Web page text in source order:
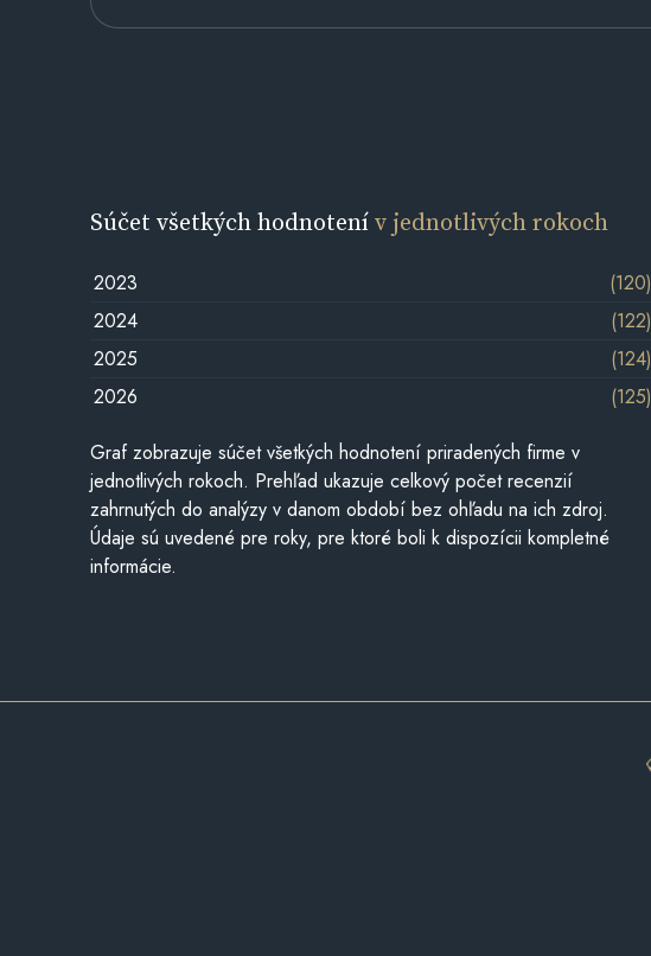
Súčet všetkých hodnotenív jednotlivých rokoch
2023
(120)
2024
(122)
2025
(124)
2026
(125)
Graf zobrazuje súčet všetkých hodnotení priradených firme v
jednotlivých rokoch. Prehľad ukazuje celkový počet recenzií
zahrnutých do analýzy v danom období bez ohľadu na ich zdroj.
Údaje sú uvedené pre roky, pre ktoré boli k dispozícii kompletné
informácie.